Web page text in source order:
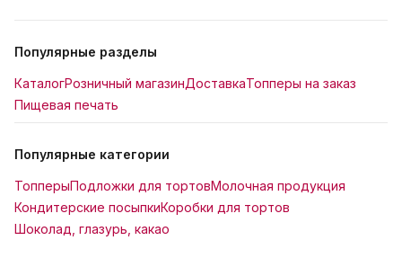
Популярные разделы
КаталогРозничный магазинДоставкаТопперы на заказ
Пищевая печать
Популярные категории
ТопперыПодложки для тортовМолочная продукция
Кондитерские посыпкиКоробки для тортов
Шоколад, глазурь, какао